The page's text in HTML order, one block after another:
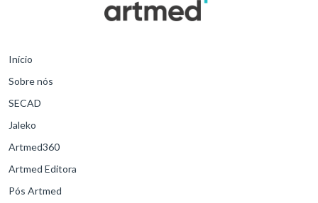
Início
Sobre nós
SECAD
Jaleko
Artmed360
Artmed Editora
Pós Artmed